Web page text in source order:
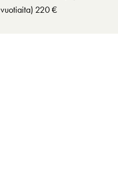
vuotiaita) 220 €